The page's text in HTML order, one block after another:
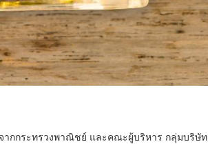
ากกระทรวงพาณิชย์ และคณะผู้บริหาร กลุ่มบริษัท